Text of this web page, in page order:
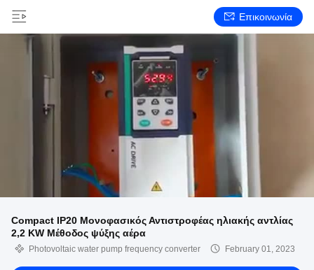
Επικοινωνία
Compact IP20 Μονοφασικός Αντιστροφέας ηλιακής αντλίας
2,2 KW Μέθοδος ψύξης αέρα
Photovoltaic water pump frequency converter February 01, 2023